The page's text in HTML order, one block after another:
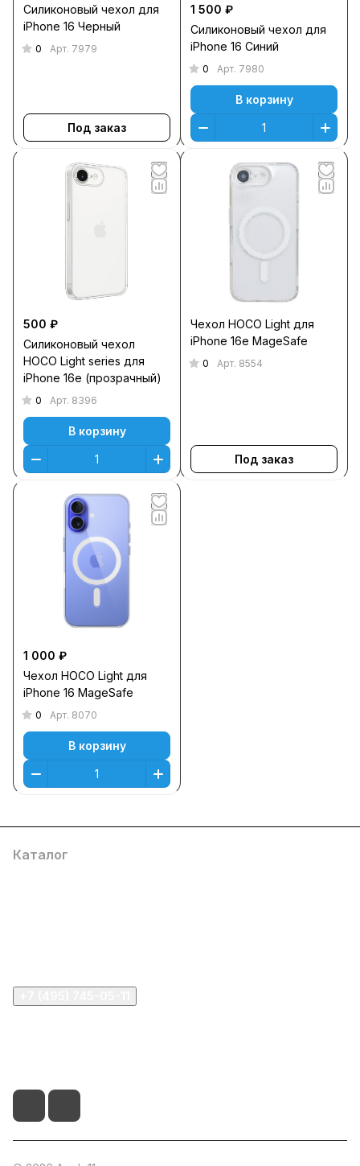
Силиконовый чехол для
iPhone 16 Черный
0 Арт. 7979
Под заказ
1 500 ₽
Силиконовый чехол для
iPhone 16 Синий
0 Арт. 7980
В корзину
500 ₽
Силиконовый чехол
HOCO Light series для
iPhone 16e (прозрачный)
0 Арт. 8396
В корзину
Чехол HOCO Light для
iPhone 16e MageSafe
0 Арт. 8554
Под заказ
1 000 ₽
Чехол HOCO Light для
iPhone 16 MageSafe
0 Арт. 8070
В корзину
Каталог